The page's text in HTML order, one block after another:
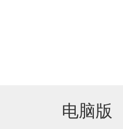
电脑版